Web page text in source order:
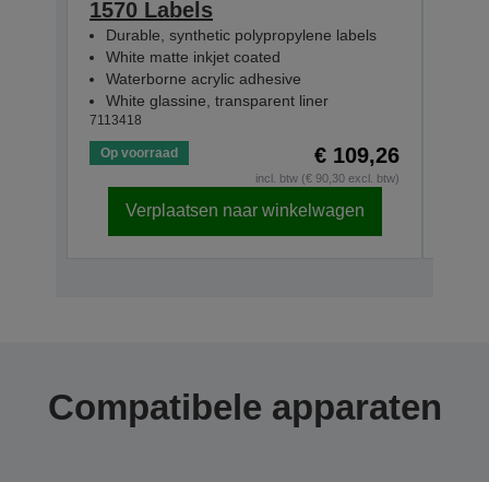
1570 Labels
Durable, synthetic polypropylene labels
White matte inkjet coated
Waterborne acrylic adhesive
White glassine, transparent liner
7113418
Op voorraad € 109,26
incl. btw (€ 90,30 excl. btw)
Verplaatsen naar winkelwagen
Compatibele apparaten